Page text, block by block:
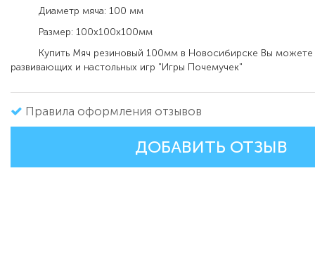
Диаметр мяча: 100 мм
Размер: 100х100х100мм
Купить Мяч резиновый 100мм в Новосибирске Вы можете
развивающих и настольных игр "Игры Почемучек"
Правила оформления отзывов
ДОБАВИТЬ ОТЗЫВ